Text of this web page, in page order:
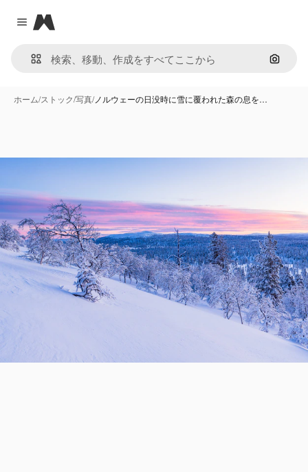
Close menu
Magnific
画像で
ホーム/ストック/写真/ノルウェーの日没時に雪に覆われた森の息を…